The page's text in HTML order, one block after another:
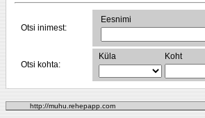
Otsi inimest:
Eesnimi
Otsi kohta:
Küla Koht
http://muhu.rehepapp.com